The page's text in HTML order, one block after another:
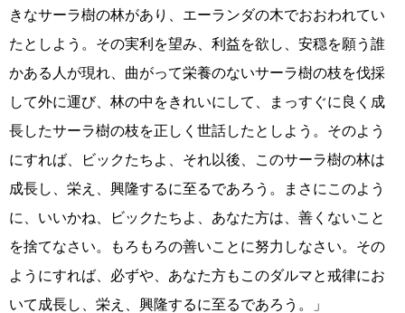
きなサーラ樹の林があり、エーランダの木でおおわれてい
たとしよう。その実利を望み、利益を欲し、安穏を願う誰
かある人が現れ、曲がって栄養のないサーラ樹の枝を伐採
して外に運び、林の中をきれいにして、まっすぐに良く成
長したサーラ樹の枝を正しく世話したとしよう。そのよう
にすれば、ビックたちよ、それ以後、このサーラ樹の林は
成長し、栄え、興隆するに至るであろう。まさにこのよう
に、いいかね、ビックたちよ、あなた方は、善くないこと
を捨てなさい。もろもろの善いことに努力しなさい。その
ようにすれば、必ずや、あなた方もこのダルマと戒律にお
いて成長し、栄え、興隆するに至るであろう。」